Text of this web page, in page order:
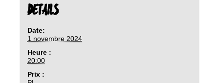
DETAILS
Date:
1 novembre 2024
Heure :
20:00
Prix :